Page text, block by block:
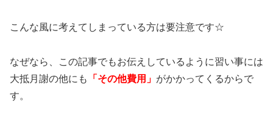
こんな風に考えてしまっている方は要注意です☆
なぜなら、この記事でもお伝えしているように習い事には
大抵月謝の他にも
「その他費用」 がかかってくるからで
す。